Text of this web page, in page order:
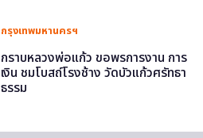
กรุงเทพมหานครฯ
กราบหลวงพ่อแก้ว ขอพรการงาน การ
เงิน ชมโบสถ์โรงช้าง วัดบัวแก้วศรัทธา
ธรรม